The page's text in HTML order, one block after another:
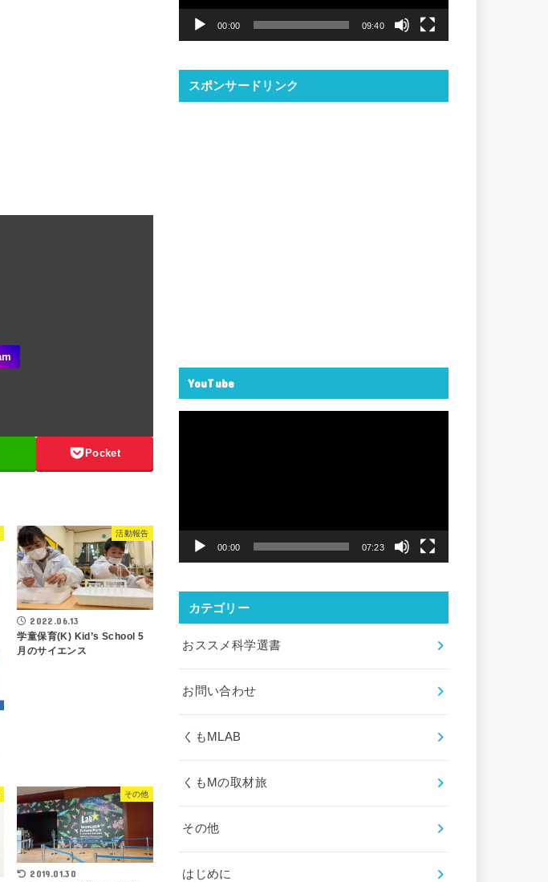
Pocket
活動報告
2022.06.13
学童保育(K) Kid’s School 5
月のサイエンス
その他
2019.01.30
ヤ
00:00 09:40
スポンサードリンク
YouTube
ヤ
00:00 07:23
カテゴリー
おススメ科学選書
お問い合わせ
くもMLAB
くもMの取材旅
その他
はじめに